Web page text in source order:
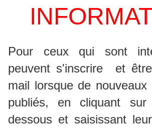
Pour ceux qui sont
peuvent s'inscrire et
mail lorsque de nouveaux
publiés, en cliquant
dessous et saisissant